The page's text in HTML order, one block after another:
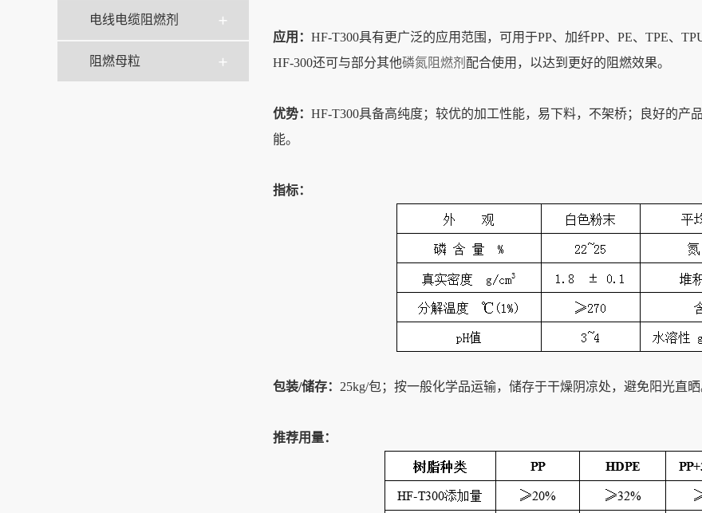
电线电缆阻燃剂
阻燃母粒
应用： HF-T300具有更广泛的应用范围，可用于PP、加纤PP、PE、TPE、
HF-300还可与部分其他磷氮阻燃剂 配合使用，以达到更好的阻燃效果。
优势： HF-T300具备高纯度；较优的加工性能，易下料，不架桥；良好的产
能。
指标：
包装/储存： 25kg/包；按一般化学品运输，储存于干燥阴凉处，避免阳光直晒
推荐用量：